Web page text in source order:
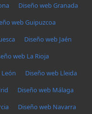
Diseño web Granada
web Guipuzcoa
Diseño web Jaén
web La Rioja
Diseño web Lleida
Diseño web Málaga
Diseño web Navarra